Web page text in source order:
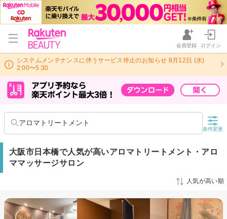
会員登録 ログイン
システムメンテナンスに伴うサービス停止のお知らせ 8月12日 (水)
2:00〜5:30
アロマトリートメント
条件変更
大阪市日本橋で人気が高いアロマトリートメント・アロ
ママッサージサロン
人気が高い順